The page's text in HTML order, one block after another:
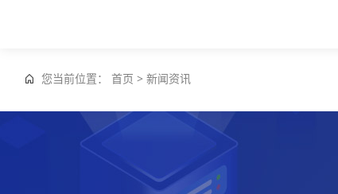
您当前位置： 首页 > 新闻资讯